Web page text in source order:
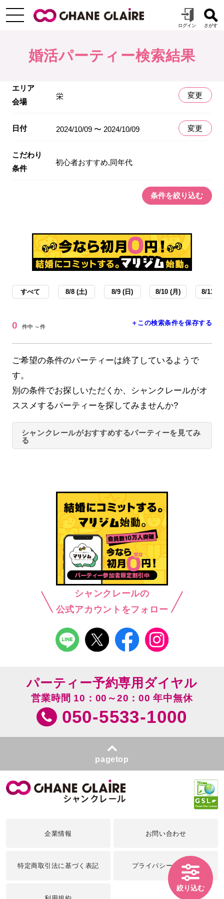
婚活パーティー検索結果
エリア
会場
栄 変更
日付 2024/10/09 〜 2024/10/09 変更
こだわり
条件
初心者おすすめ,同年代
条件を絞り込む
すべて 8/8 (土) 8/9 (日) 8/10 (月) 8/11 (
0 件中 ～件 ＋この検索条件を保存する
ご希望の条件のパーティーは終了しているようで
す。
別の条件でお探しいただくか、シャンクレールがオ
ススメするパーティーを探してみませんか?
シャンクレールがおすすめするパーティーを見てみ
る
シャンクレールの
公式アカウントをフォロー
絞り込む
パーティー予約専用ダイヤル
営業時間 10：00～20：00 年中無休
050-5533-1000
pagetop
企業情報 お問い合わせ
特定商取引法に基づく表記 プライバシーポリシー